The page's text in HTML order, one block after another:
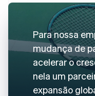
Para nossa
mudança de
acelerar o
nela um
expansão